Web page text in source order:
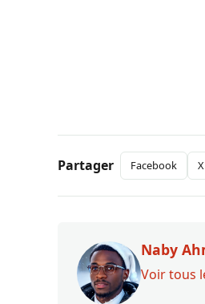
Partager Facebook X
Naby
Voir tous